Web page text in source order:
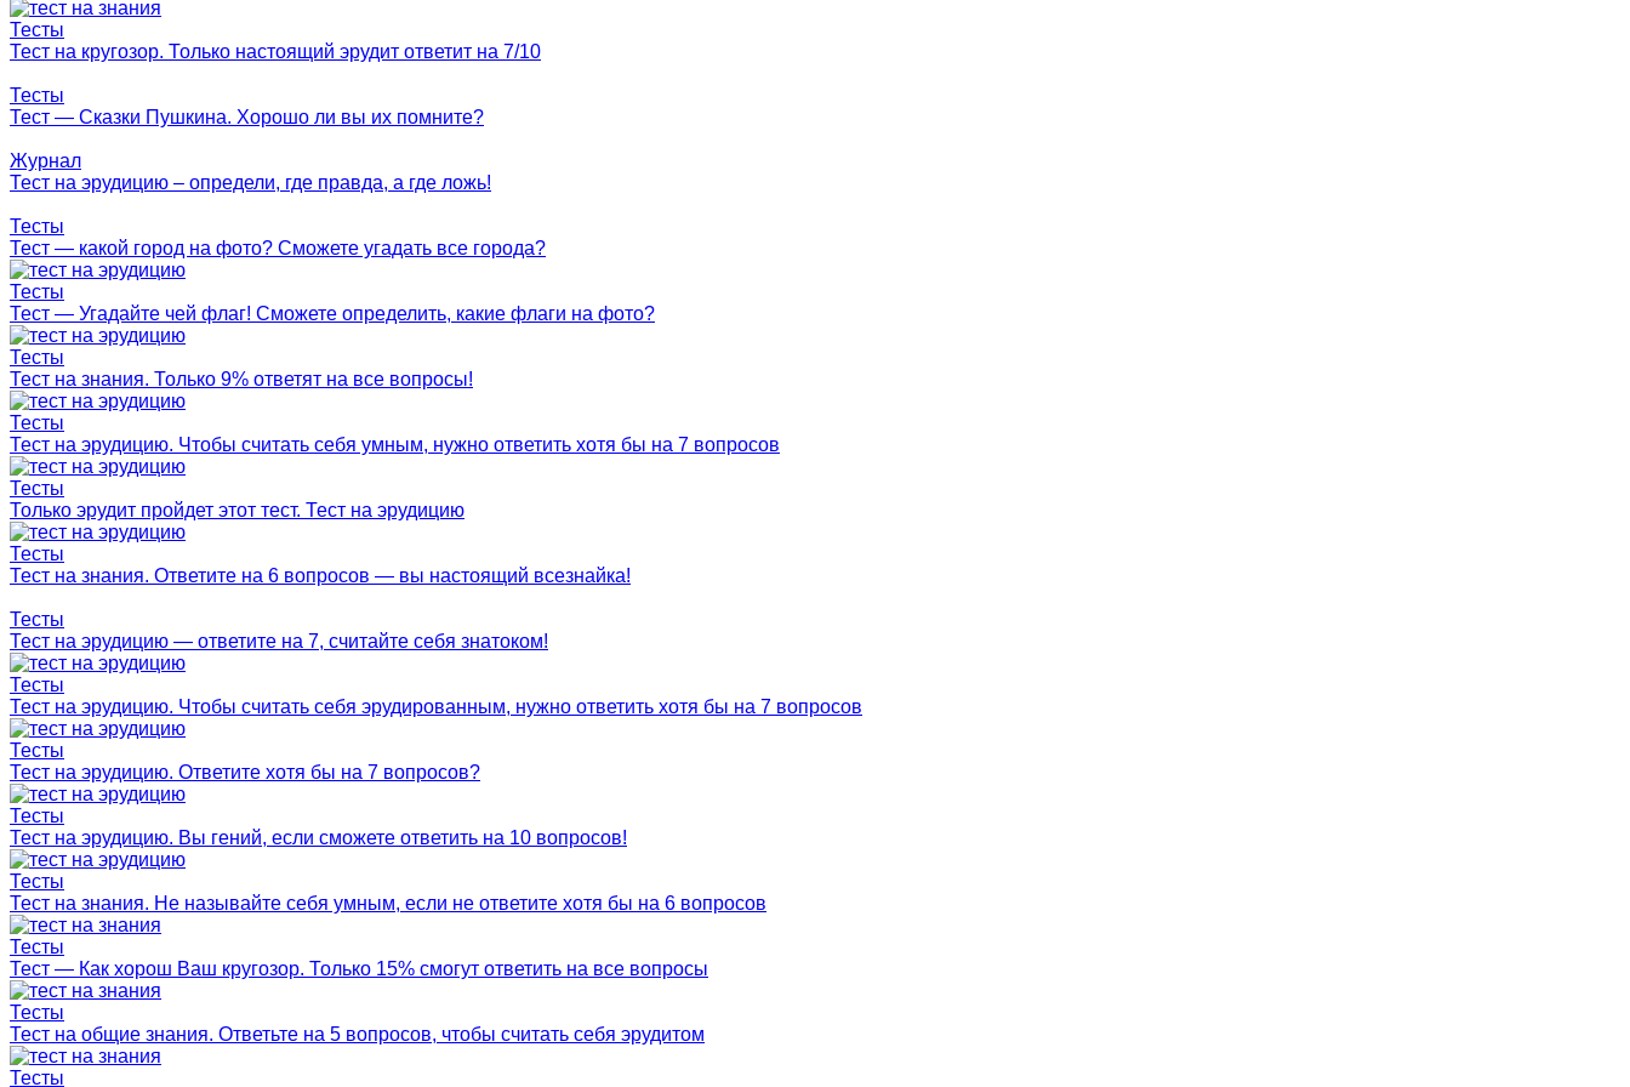
Тесты
Тест на кругозор. Только настоящий эрудит ответит на 7/10
Тесты
Тест — Сказки Пушкина. Хорошо ли вы их помните?
Журнал
Тест на эрудицию – определи, где правда, а где ложь!
Тесты
Тест — какой город на фото? Сможете угадать все города?
Тесты
Тест — Угадайте чей флаг! Сможете определить, какие флаги на фото?
Тесты
Тест на знания. Только 9% ответят на все вопросы!
Тесты
Тест на эрудицию. Чтобы считать себя умным, нужно ответить хотя бы на 7 вопросов
Тесты
Только эрудит пройдет этот тест. Тест на эрудицию
Тесты
Тест на знания. Ответите на 6 вопросов — вы настоящий всезнайка!
Тесты
Тест на эрудицию — ответите на 7, считайте себя знатоком!
Тесты
Тест на эрудицию. Чтобы считать себя эрудированным, нужно ответить хотя бы на 7 вопросов
Тесты
Тест на эрудицию. Ответите хотя бы на 7 вопросов?
Тесты
Тест на эрудицию. Вы гений, если сможете ответить на 10 вопросов!
Тесты
Тест на знания. Не называйте себя умным, если не ответите хотя бы на 6 вопросов
Тесты
Тест — Как хорош Ваш кругозор. Только 15% смогут ответить на все вопросы
Тесты
Тест на общие знания. Ответьте на 5 вопросов, чтобы считать себя эрудитом
Тесты